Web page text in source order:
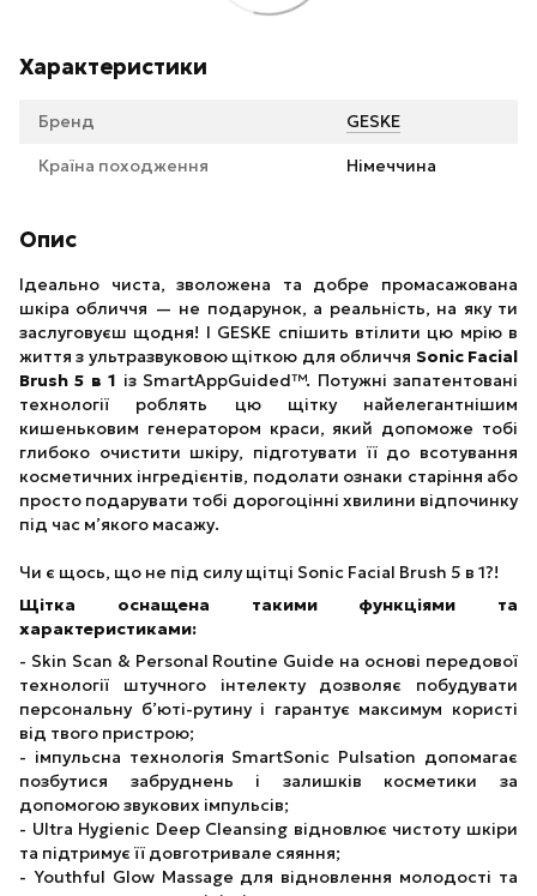
Характеристики
Бренд GESKE
Країна походження Німеччина
Опис
Ідеально чиста, зволожена та добре промасажована
шкіра обличчя — не подарунок, а реальність, на яку ти
заслуговуєш щодня! І GESKE спішить втілити цю мрію в
життя з ультразвуковою щіткою для обличчя Sonic Facial
Brush 5 в 1 із SmartAppGuided™. Потужні запатентовані
технології роблять цю щітку найелегантнішим
кишеньковим генератором краси, який допоможе тобі
глибоко очистити шкіру, підготувати її до всотування
косметичних інгредієнтів, подолати ознаки старіння або
просто подарувати тобі дорогоцінні хвилини відпочинку
під час м’якого масажу.
Чи є щось, що не під силу щітці Sonic Facial Brush 5 в 1?!
Щітка оснащена такими функціями та
характеристиками:
- Skin Scan & Personal Routine Guide на основі передової
технології штучного інтелекту дозволяє побудувати
персональну б’юті-рутину і гарантує максимум користі
від твого пристрою;
- імпульсна технологія SmartSonic Pulsation допомагає
позбутися забруднень і залишків косметики за
допомогою звукових імпульсів;
- Ultra Hygienic Deep Cleansing відновлює чистоту шкіри
та підтримує її довготривале сяяння;
- Youthful Glow Massage для відновлення молодості та